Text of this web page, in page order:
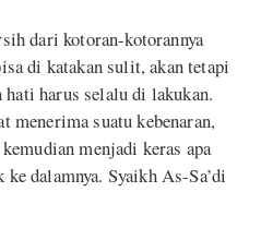
dari kotoran-kotorannya
di katakan sulit, akan tetapi
harus selalu di lakukan.
menerima suatu kebenaran,
menjadi keras apa
dalamnya. Syaikh As-Sa’di